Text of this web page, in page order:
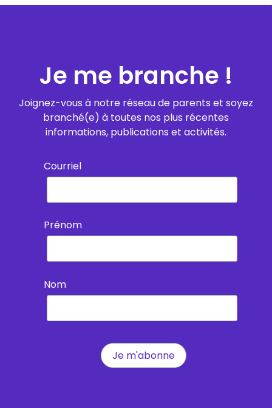
Je me branche !
Joignez-vous à notre réseau de parents et soyez
branché(e) à toutes nos plus récentes
informations, publications et activités.
Courriel
Prénom
Nom